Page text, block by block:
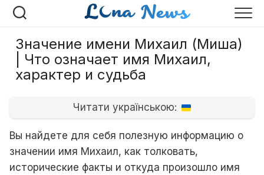
Перейти
Значение имени Михаил (Миша)
| Что означает имя Михаил,
характер и судьба
Читати українською:
Вы найдете для себя полезную информацию о
значении имя Михаил, как толковать,
исторические факты и откуда произошло имя